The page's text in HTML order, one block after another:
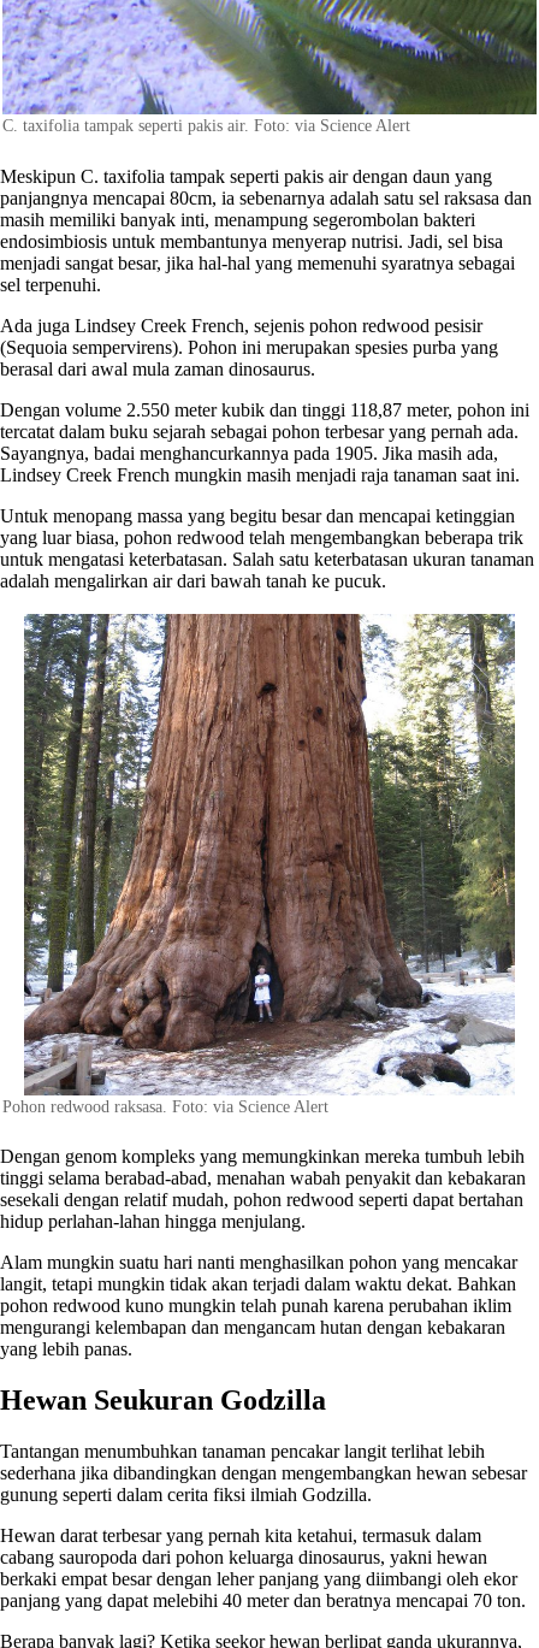
C. taxifolia tampak seperti pakis air. Foto: via Science Alert
Meskipun C. taxifolia tampak seperti pakis air dengan daun yang
panjangnya mencapai 80cm, ia sebenarnya adalah satu sel raksasa dan
masih memiliki banyak inti, menampung segerombolan bakteri
endosimbiosis untuk membantunya menyerap nutrisi. Jadi, sel bisa
menjadi sangat besar, jika hal-hal yang memenuhi syaratnya sebagai
sel terpenuhi.
Ada juga Lindsey Creek French, sejenis pohon redwood pesisir
(Sequoia sempervirens). Pohon ini merupakan spesies purba yang
berasal dari awal mula zaman dinosaurus.
Dengan volume 2.550 meter kubik dan tinggi 118,87 meter, pohon ini
tercatat dalam buku sejarah sebagai pohon terbesar yang pernah ada.
Sayangnya, badai menghancurkannya pada 1905. Jika masih ada,
Lindsey Creek French mungkin masih menjadi raja tanaman saat ini.
Untuk menopang massa yang begitu besar dan mencapai ketinggian
yang luar biasa, pohon redwood telah mengembangkan beberapa trik
untuk mengatasi keterbatasan. Salah satu keterbatasan ukuran tanaman
adalah mengalirkan air dari bawah tanah ke pucuk.
Pohon redwood raksasa. Foto: via Science Alert
Dengan genom kompleks yang memungkinkan mereka tumbuh lebih
tinggi selama berabad-abad, menahan wabah penyakit dan kebakaran
sesekali dengan relatif mudah, pohon redwood seperti dapat bertahan
hidup perlahan-lahan hingga menjulang.
Alam mungkin suatu hari nanti menghasilkan pohon yang mencakar
langit, tetapi mungkin tidak akan terjadi dalam waktu dekat. Bahkan
pohon redwood kuno mungkin telah punah karena perubahan iklim
mengurangi kelembapan dan mengancam hutan dengan kebakaran
yang lebih panas.
Hewan Seukuran Godzilla
Tantangan menumbuhkan tanaman pencakar langit terlihat lebih
sederhana jika dibandingkan dengan mengembangkan hewan sebesar
gunung seperti dalam cerita fiksi ilmiah Godzilla.
Hewan darat terbesar yang pernah kita ketahui, termasuk dalam
cabang sauropoda dari pohon keluarga dinosaurus, yakni hewan
berkaki empat besar dengan leher panjang yang diimbangi oleh ekor
panjang yang dapat melebihi 40 meter dan beratnya mencapai 70 ton.
Berapa banyak lagi? Ketika seekor hewan berlipat ganda ukurannya,